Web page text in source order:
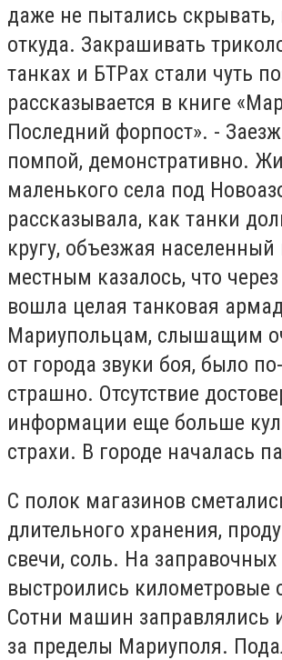
даже не пытались скрывать,
откуда. Закрашивать
танках и БТРах стали чуть
рассказывается в книге
Последний форпост». -
помпой, демонстративно.
маленького села под
рассказывала, как танки
кругу, объезжая населенный
местным казалось, что
вошла целая танковая
Мариупольцам, слышащим
от города звуки боя, было
страшно. Отсутствие
информации еще больше
страхи. В городе началась
С полок магазинов
длительного хранения,
свечи, соль. На
выстроились километровые
Сотни машин заправлялись
за пределы Мариуполя.